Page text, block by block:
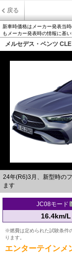
戻る
新車時価格はメーカー発表当
もメーカー発表時の情報に基い
メルセデス・ベンツ
24年(R6)3月、新型時の
ます
JC08モード
16.4km/L
※燃費は定められた試験条件
ります。
エンターテインメ